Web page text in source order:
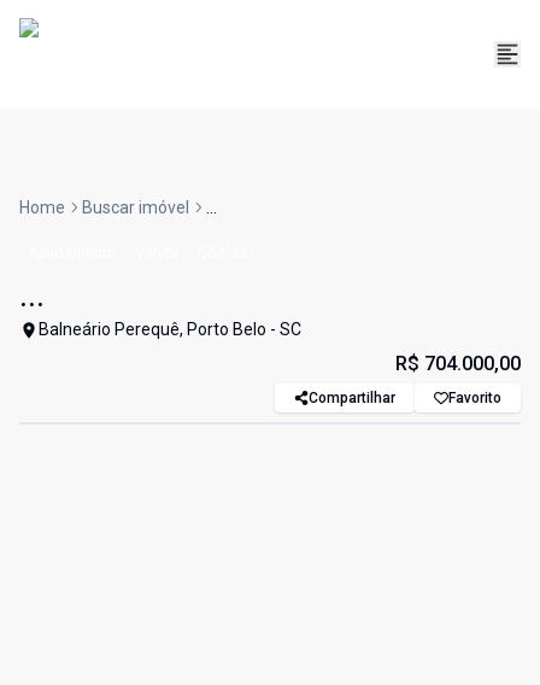
Home Buscar imóvel ...
...
Balneário Perequê, Porto Belo - SC
R$ 704.000,00
Compartilhar Favorito